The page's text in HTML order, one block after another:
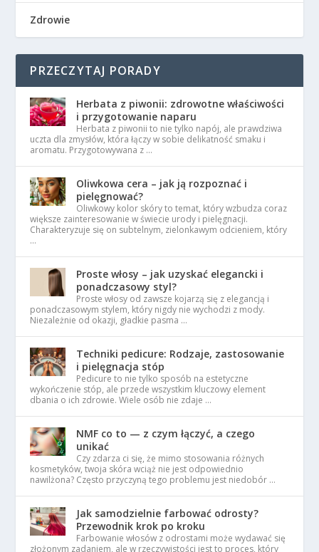
Zdrowie
PRZECZYTAJ PORADY
Herbata z piwonii: zdrowotne właściwości
i przygotowanie naparu
Herbata z piwonii to nie tylko napój, ale prawdziwa
uczta dla zmysłów, która łączy w sobie delikatność smaku i
aromatu. Przygotowywana z …
Oliwkowa cera – jak ją rozpoznać i
pielęgnować?
Oliwkowy kolor skóry to temat, który wzbudza coraz
większe zainteresowanie w świecie urody i pielęgnacji.
Charakteryzuje się on subtelnym, zielonkawym odcieniem, który
…
Proste włosy – jak uzyskać elegancki i
ponadczasowy styl?
Proste włosy od zawsze kojarzą się z elegancją i
ponadczasowym stylem, który nigdy nie wychodzi z mody.
Niezależnie od okazji, gładkie pasma …
Techniki pedicure: Rodzaje, zastosowanie
i pielęgnacja stóp
Pedicure to nie tylko sposób na estetyczne
wykończenie stóp, ale przede wszystkim kluczowy element
dbania o ich zdrowie. Wiele osób nie zdaje …
NMF co to — z czym łączyć, a czego
unikać
Czy zdarza ci się, że mimo stosowania różnych
kosmetyków, twoja skóra wciąż nie jest odpowiednio
nawilżona? Często przyczyną tego problemu jest niedobór …
Jak samodzielnie farbować odrosty?
Przewodnik krok po kroku
Farbowanie włosów z odrostami może wydawać się
złożonym zadaniem, ale w rzeczywistości jest to proces, który